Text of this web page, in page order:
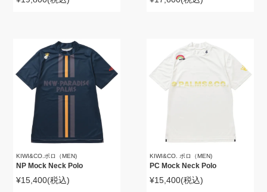
KIWI&CO.ポロ（MEN)
NP Mock Neck Polo
¥15,400(税込)
KIWI&CO. ポロ（MEN)
PC Mock Neck Polo
¥15,400(税込)